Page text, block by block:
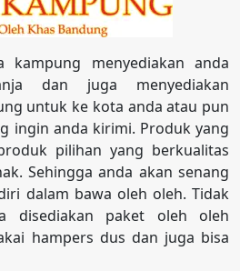
menyediakan anda
dan juga menyediakan
untuk ke kota anda atau pun
ingin anda kirimi. Produk yang
pilihan yang berkualitas
Sehingga anda akan senang
dalam bawa oleh oleh. Tidak
disediakan paket oleh oleh
hampers dus dan juga bisa